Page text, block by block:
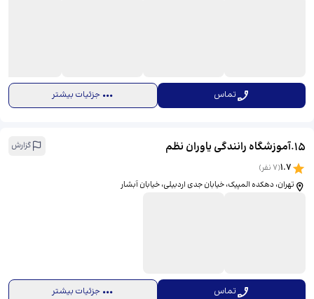
تماس جزئیات بیشتر
15
.آموزشگاه رانندگی یاوران نظم گزارش
1.7
(
7 نفر)
تهران، دهکده المپیک، خیابان جدی اردبیلی، خیابان آبشار
تماس جزئیات بیشتر